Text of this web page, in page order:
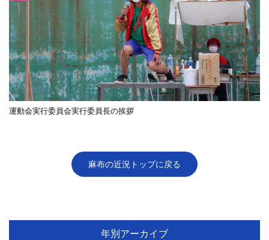
運動会実行委員会実行委員長の挨拶
麻布の近況トップに戻る
年別アーカイブ